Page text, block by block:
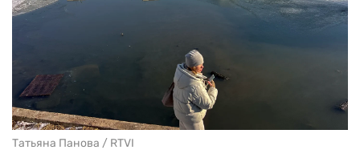
Татьяна Панова / RTVI